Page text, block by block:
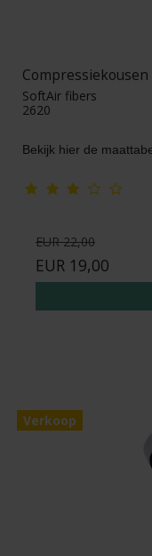
SoftAir fibers
2620
Bekijk hier de
EUR 22,00
EUR 19,00
Verkoop